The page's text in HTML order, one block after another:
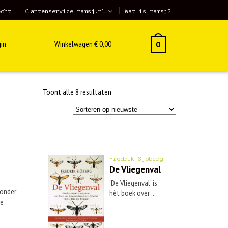
Klantenservice ramsj.nl Wat is ramsj?
Winkelwagen €0,00 0
Toont alle 8 resultatenGesorteerd
nieuwste
Fredrik Sjöberg
De Vliegenval
‘De Vliegenval’ is
hèt boek over ...